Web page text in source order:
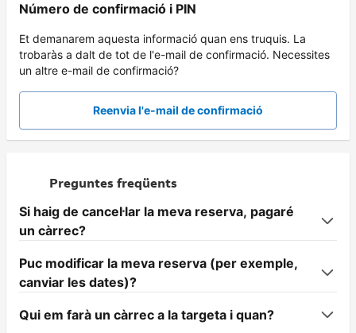
Número de confirmació i PIN
Et demanarem aquesta informació quan ens truquis. La
trobaràs a dalt de tot de l'e-mail de confirmació. Necessites
un altre e-mail de confirmació?
Reenvia l'e-mail de confirmació
Preguntes freqüents
Si haig de cancel·lar la meva reserva, pagaré
un càrrec?
Puc modificar la meva reserva (per exemple,
canviar les dates)?
Qui em farà un càrrec a la targeta i quan?